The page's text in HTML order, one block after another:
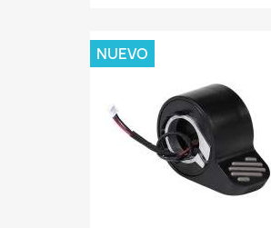
NUEVO